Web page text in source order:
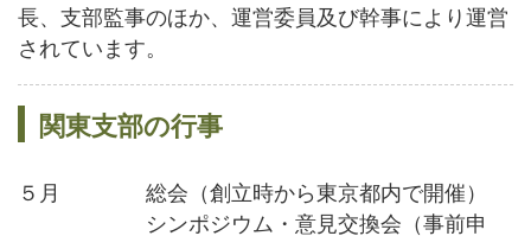
長、支部監事のほか、運営委員及び幹事により運営
されています。
関東支部の行事
５月 総会（創立時から東京都内で開催）
シンポジウム・意見交換会（事前申